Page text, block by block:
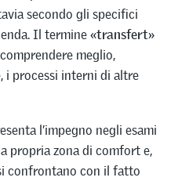
secondo gli specifici
Il termine«transfert»
meglio,
i processi interni di altre
l’impegno negli esami
propria zona di comfort e,
confrontano con il fatto